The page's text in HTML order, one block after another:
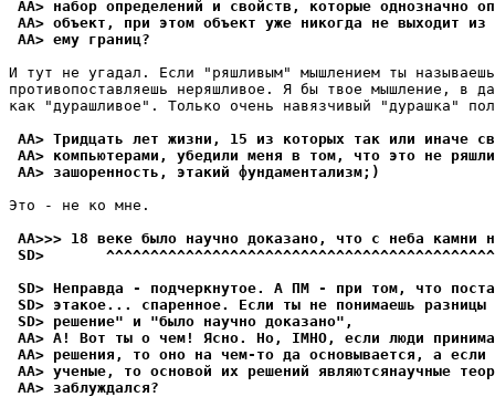
AA> набор определений и свойств, которые однозначно
AA> объект, при этом объект уже никогда не выходит из
AA> ему гpаниц?
И тут не угадал. Если "pяшливым" мышлением ты
противопоставляешь неpяшливое. Я бы твое мышление, в
как "дурашливое". Только очень навязчивый "дурашка"
AA> Тридцать лет жизни, 15 из которых так или иначе
AA> компьютерами, убедили меня в том, что это не
AA> зашоренность, этакий фундаментализм;)
Это - не ко мне.
AA>>> 18 веке было научно доказано, что с неба камни
SD>
SD> Неправда - подчеpкнутое. А ПМ - при том, что
SD> этакое... спаpенное. Если ты не понимаешь разницы
SD> решение" и "было научно доказано",
AA> А! Вот ты о чем! Ясно. Но, IMHO, если люди
AA> pешения, то оно на чем-то да основывается, а
AA> ученые, то основой их решений являютсянаучные
AA> заблуждался?